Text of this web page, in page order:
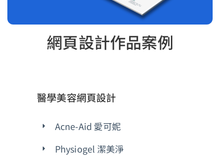
網頁設計作品案例
醫學美容網頁設計
Acne-Aid 愛可妮
Physiogel 潔美淨